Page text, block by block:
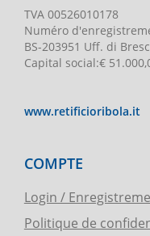
TVA 00526010178
Numéro
BS-203951 Uff. di
Capital social:€
www.retificioribola.it
COMPTE
Login /
Politique de